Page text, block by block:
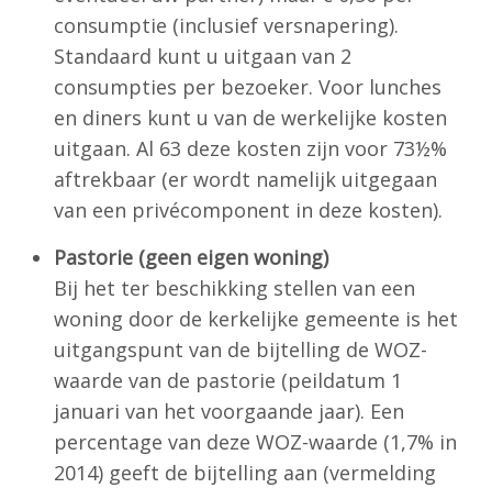
consumptie (inclusief versnapering).
Standaard kunt u uitgaan van 2
consumpties per bezoeker. Voor lunches
en diners kunt u van de werkelijke kosten
uitgaan. Al 63 deze kosten zijn voor 73½%
aftrekbaar (er wordt namelijk uitgegaan
van een privécomponent in deze kosten).
Pastorie (geen eigen woning)
Bij het ter beschikking stellen van een
woning door de kerkelijke gemeente is het
uitgangspunt van de bijtelling de WOZ-
waarde van de pastorie (peildatum 1
januari van het voorgaande jaar). Een
percentage van deze WOZ-waarde (1,7% in
2014) geeft de bijtelling aan (vermelding